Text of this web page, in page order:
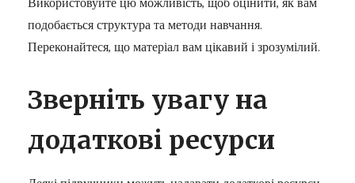
подобається структура та методи навчання.
Переконайтеся, що матеріал вам цікавий і зрозумілий.
Зверніть увагу на
додаткові ресурси